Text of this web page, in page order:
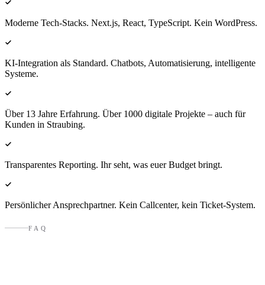
Moderne Tech-Stacks. Next.js, React, TypeScript. Kein WordPress.
KI-Integration als Standard. Chatbots, Automatisierung, intelligente
Systeme.
Über 13 Jahre Erfahrung. Über 1000 digitale Projekte – auch für
Kunden in Straubing.
Transparentes Reporting. Ihr seht, was euer Budget bringt.
Persönlicher Ansprechpartner. Kein Callcenter, kein Ticket-System.
FAQ